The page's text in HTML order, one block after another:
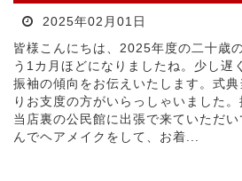
2025年02月01日
皆様こんにちは、2025年度の二十歳
う1カ月ほどになりましたね。少し遅
振袖の傾向をお伝えいたします。式
りお支度の方がいらっしゃいました。
当店裏の公民館に出張で来ていただ
んでヘアメイクをして、お着...